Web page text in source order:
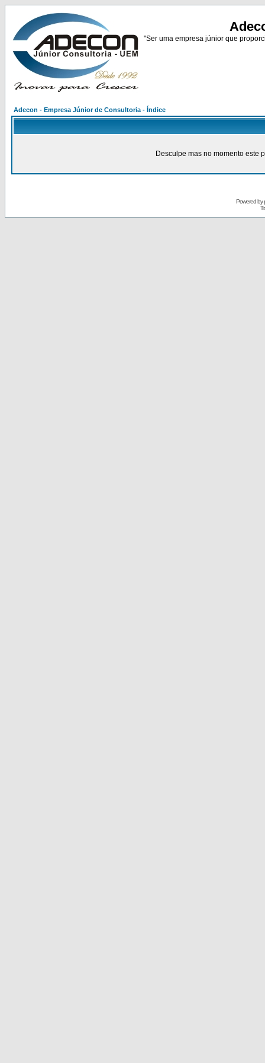
"Ser uma empresa júnior que
Adecon - Empresa Júnior de Consultoria - Índice
Desculpe mas no momento este
Powered by